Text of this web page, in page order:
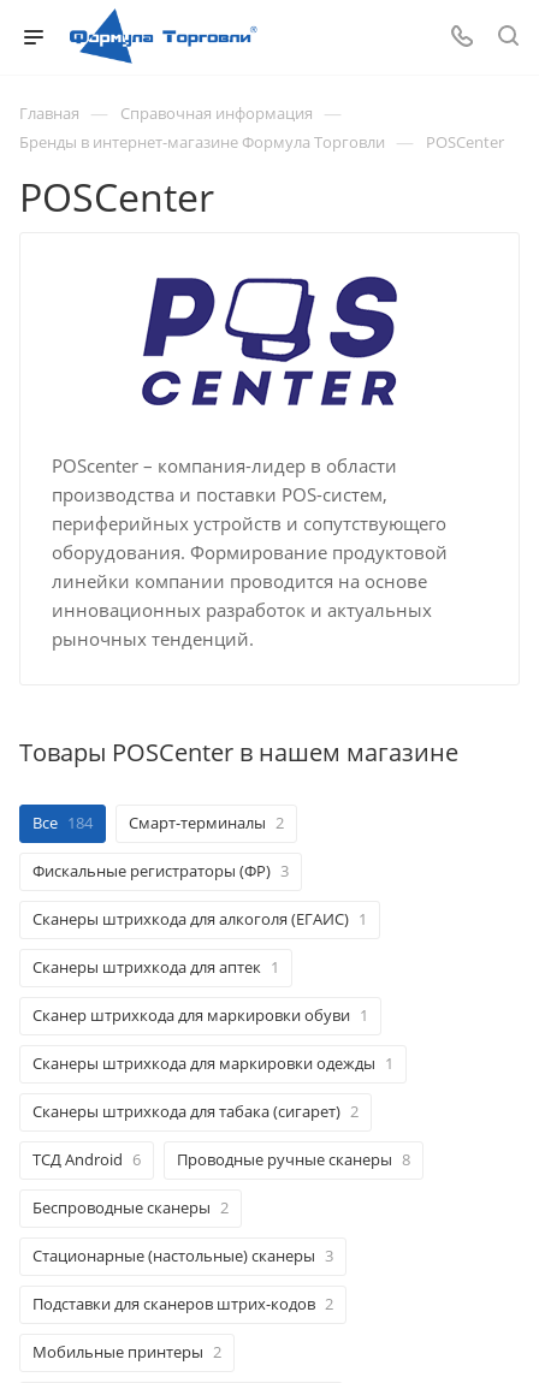
Главная — Справочная информация —
Бренды в интернет-магазине Формула Торговли — POSCenter
POSCenter
POScenter – компания-лидер в области
производства и поставки POS-систем,
периферийных устройств и сопутствующего
оборудования. Формирование продуктовой
линейки компании проводится на основе
инновационных разработок и актуальных
рыночных тенденций.
Товары POSCenter в нашем магазине
Все 184 Смарт-терминалы 2
Фискальные регистраторы (ФР) 3
Сканеры штрихкода для алкоголя (ЕГАИС) 1
Сканеры штрихкода для аптек 1
Сканер штрихкода для маркировки обуви 1
Сканеры штрихкода для маркировки одежды 1
Сканеры штрихкода для табака (сигарет) 2
ТСД Android 6 Проводные ручные сканеры 8
Беспроводные сканеры 2
Стационарные (настольные) сканеры 3
Подставки для сканеров штрих-кодов 2
Мобильные принтеры 2